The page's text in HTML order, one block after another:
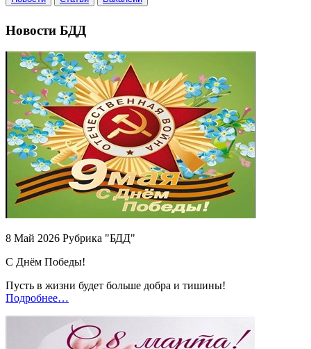
Новости БДД
8 Май 2026 Рубрика "БДД"
С Днём Победы!
Пусть в жизни будет больше добра и тишины!
Подробнее…